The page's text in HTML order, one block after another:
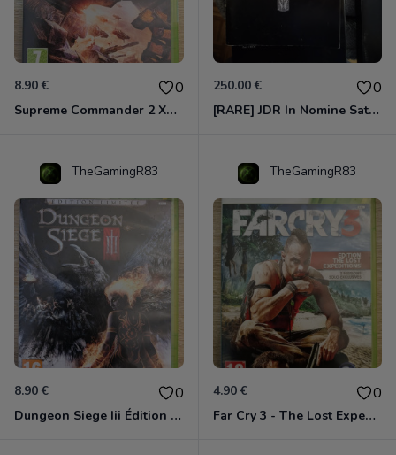
8.90 € 0
Supreme Commander 2 Xbox 360
250.00 € 0
[RARE] JDR In Nomine Satanis / Magna Veritas – 1ère Édition BOÎTE (DOS BLANC, 1989) - CROC / Siroz
TheGamingR83
8.90 € 0
Dungeon Siege Iii Édition Limitée - Vf Intégrale Xbox 360
TheGamingR83
4.90 € 0
Far Cry 3 - The Lost Expeditions - Edition Spéciale Xbox 360